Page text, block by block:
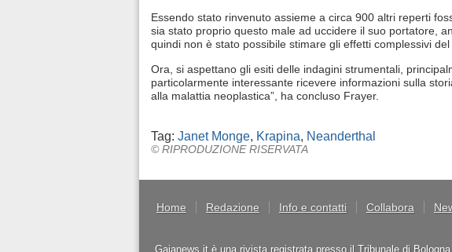
Essendo stato rinvenuto assieme a circa 900 altri reperti
sia stato proprio questo male ad uccidere il suo portatore,
quindi non è stato possibile stimare gli effetti complessivi del
Ora, si aspettano gli esiti delle indagini strumentali,
particolarmente interessante ricevere informazioni sulla
alla malattia neoplastica”, ha concluso Frayer.
Tag: Janet Monge, Krapina, Neanderthal
© RIPRODUZIONE RISERVATA
Home Redazione Info e contatti Collabora
Gaianews.it è una rivista registrata presso il Tribunale di